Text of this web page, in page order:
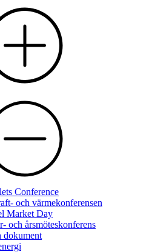
Conference
och värmekonferensen
Market Day
och årsmöteskonferens
dokument